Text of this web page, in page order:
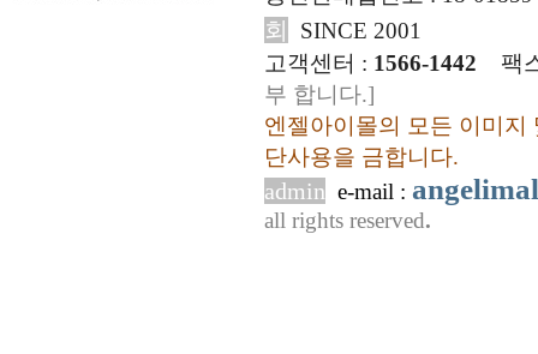
회
SINCE 2001
고객센터 : 1566-1442
팩
부 합니다.]
엔젤아이몰의 모든 이미지
단사용을 금합니다.
admin e-mail :
all rights reserved.